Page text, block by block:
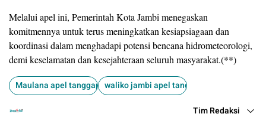
Melalui apel ini, Pemerintah Kota Jambi menegaskan
komitmennya untuk terus meningkatkan kesiapsiagaan dan
koordinasi dalam menghadapi potensi bencana hidrometeorologi,
demi keselamatan dan kesejahteraan seluruh masyarakat.(**)
Maulana apel tanggap darurat hidrometereologi
waliko jambi apel tanggap bencana
Tim Redaksi